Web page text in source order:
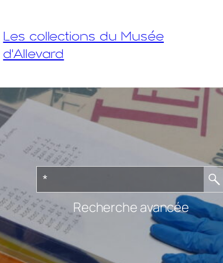
Les collections du Musée
d'Allevard
Recherche avancée